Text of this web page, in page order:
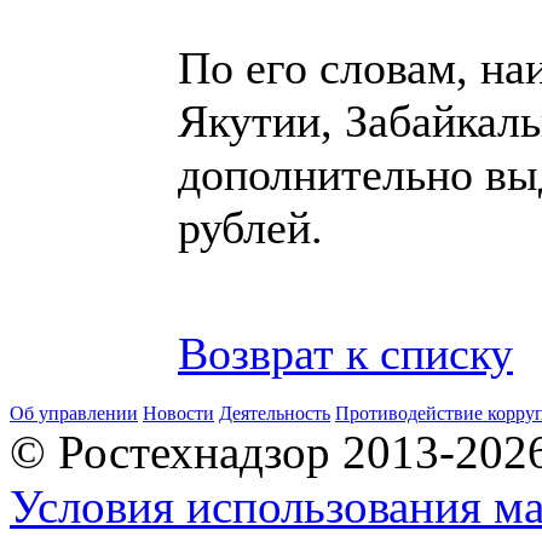
По его словам,
Якутии,
дополнительно
рублей.
Возврат к списку
Об управлении Новости Деятельность Противодействие
© Ростехнадзор 2013-
Условия использования